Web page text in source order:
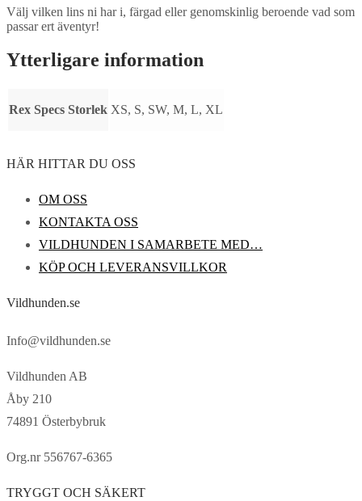
Välj vilken lins ni har i, färgad eller genomskinlig beroende vad som
passar ert äventyr!
Ytterligare information
Rex Specs Storlek XS, S, SW, M, L, XL
HÄR HITTAR DU OSS
OM OSS
KONTAKTA OSS
VILDHUNDEN I SAMARBETE MED…
KÖP OCH LEVERANSVILLKOR
Vildhunden.se
Info@vildhunden.se
Vildhunden AB
Åby 210
74891 Österbybruk
Org.nr 556767-6365
TRYGGT OCH SÄKERT